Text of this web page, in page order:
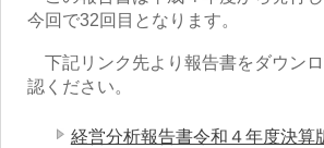
今回で32回目となります。
下記リンク先より報告書をダウン
認ください。
経営分析報告書令和４年度決算